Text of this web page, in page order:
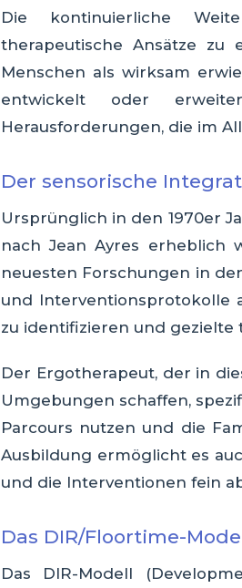
Die kontinuierliche
therapeutische Ansätze zu
Menschen als wirksam
entwickelt oder
Herausforderungen, die im
Der sensorische
Ursprünglich in den 1970er
nach Jean Ayres erheblich
neuesten Forschungen in
und Interventionsprotokolle
zu identifizieren und gezielte
Der Ergotherapeut, der in
Umgebungen schaffen,
Parcours nutzen und die
Ausbildung ermöglicht es
und die Interventionen fein
Das DIR/Floortime-
Das DIR-Modell